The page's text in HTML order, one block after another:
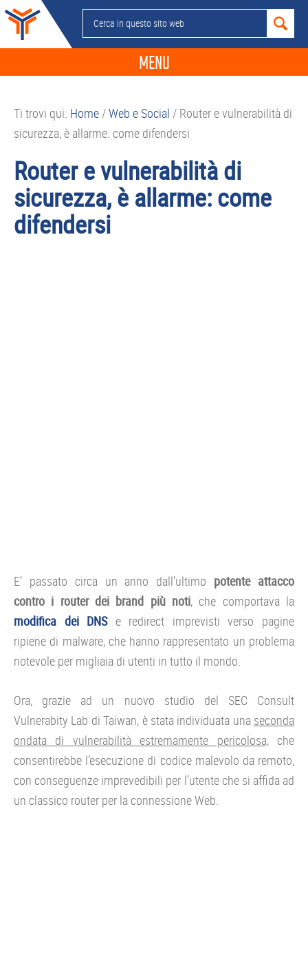
Passa
alla
navigazione
Passa
contenuto
Passa
alla
barra
Passa
piè
Cerca
in
sito
MENU
GUIDE ACQUISTO
SMARTPHONE
TABLET
Ti trovi qui: Home/Web e Social / Router e vulnerabilità di
sicurezza, è allarme: come difendersi
Router e vulnerabilità di
sicurezza, è allarme: come
difendersi
E’ passato circa un anno dall’ultimo potente attacco
contro i router dei brand più noti, che comportava la
modifica dei DNSe redirect imprevisti verso pagine
ripiene di malware, che hanno rappresentato un problema
notevole per migliaia di utenti in tutto il mondo.
Ora, grazie ad un nuovo studio del SEC Consult
Vulnerabity Lab di Taiwan, è stata individuata una seconda
ondata di vulnerabilità estremamente pericolosa,che
consentirebbe l’esecuzione di codice malevolo da remoto,
con conseguenze imprevedibili per l’utente che si affida ad
un classico router per la connessione Web.